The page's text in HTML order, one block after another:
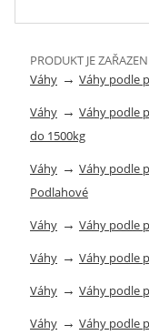
PRODUKT JE
Váhy → Váhy podle
Váhy → Váhy podle
do 1500kg
Váhy → Váhy podle
Podlahové
Váhy → Váhy podle
Váhy → Váhy podle
Váhy → Váhy podle
Váhy → Váhy podle